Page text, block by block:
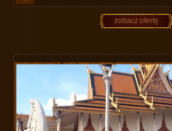
zobacz ofertę